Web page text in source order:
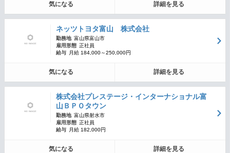
気になる 詳細を見る
ネッツトヨタ富山 株式会社
勤務地 富山県富山市
雇用形態 正社員
給与
月給 184,000～250,000円
気になる 詳細を見る
株式会社プレステージ・インターナショナル富
山ＢＰＯタウン
勤務地 富山県射水市
雇用形態 正社員
給与
月給 182,000円
気になる 詳細を見る